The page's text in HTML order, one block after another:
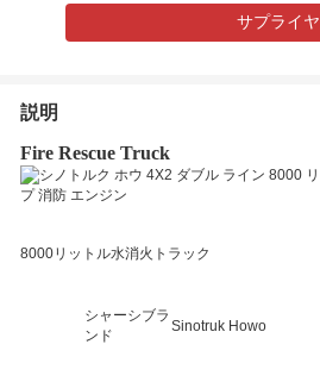
サプライヤ
説明
Fire Rescue Truck
8000リットル水消火トラック
シャーシブラ
ンド
Sinotruk Howo